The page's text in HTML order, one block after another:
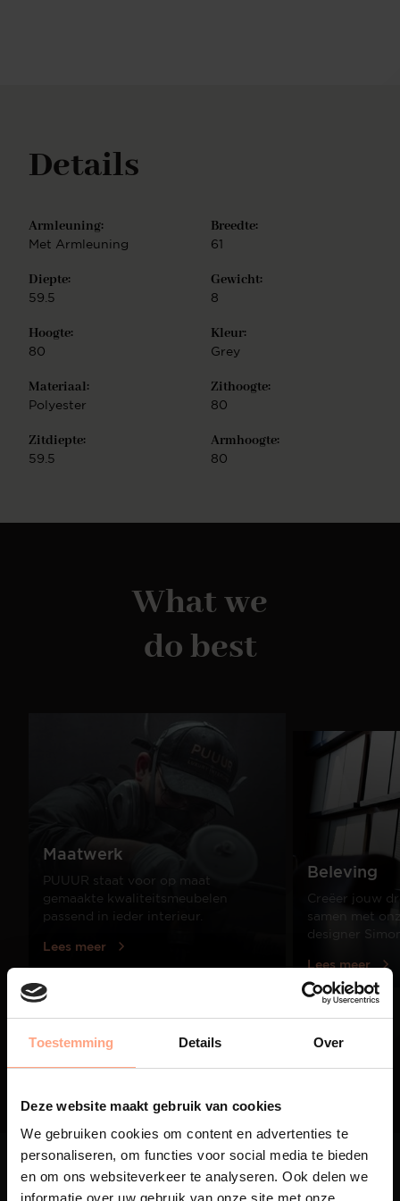
Toestemming Details Over
Deze website maakt gebruik van cookies
We gebruiken cookies om content en advertenties te
personaliseren, om functies voor social media te bieden
en om ons websiteverkeer te analyseren. Ook delen we
informatie over uw gebruik van onze site met onze
verkrijgbaar in de finish mat zwart of wit, mat RVS,
mat goud en mat rosé. De Tome eetkamerstoel is
Details
Armleuning:
Met Armleuning
Breedte:
61
Diepte:
59.5
Gewicht:
8
Hoogte:
80
Kleur:
Grey
Materiaal:
Polyester
Zithoogte:
80
Zitdiepte:
59.5
Armhoogte:
80
What we
do best
Maatwerk
PUUUR staat voor op maat
gemaakte kwaliteitsmeubelen
passend in ieder interieur.
Lees meer
Beleving
Creëer jouw
samen met
designer
Lees meer